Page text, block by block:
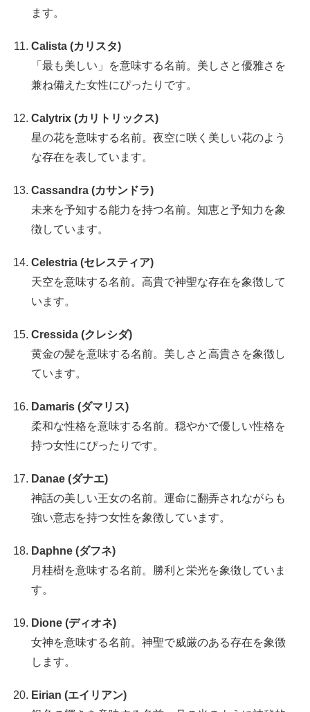
ます。
Calista (カリスタ)
「最も美しい」を意味する名前。美しさと優雅さを
兼ね備えた女性にぴったりです。
Calytrix (カリトリックス)
星の花を意味する名前。夜空に咲く美しい花のよう
な存在を表しています。
Cassandra (カサンドラ)
未来を予知する能力を持つ名前。知恵と予知力を象
徴しています。
Celestria (セレスティア)
天空を意味する名前。高貴で神聖な存在を象徴して
います。
Cressida (クレシダ)
黄金の髪を意味する名前。美しさと高貴さを象徴し
ています。
Damaris (ダマリス)
柔和な性格を意味する名前。穏やかで優しい性格を
持つ女性にぴったりです。
Danae (ダナエ)
神話の美しい王女の名前。運命に翻弄されながらも
強い意志を持つ女性を象徴しています。
Daphne (ダフネ)
月桂樹を意味する名前。勝利と栄光を象徴していま
す。
Dione (ディオネ)
女神を意味する名前。神聖で威厳のある存在を象徴
します。
Eirian (エイリアン)